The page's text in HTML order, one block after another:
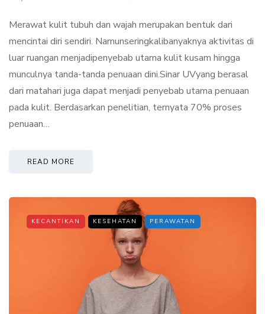
Merawat kulit tubuh dan wajah merupakan bentuk dari
mencintai diri sendiri. Namunseringkalibanyaknya aktivitas di
luar ruangan menjadipenyebab utama kulit kusam hingga
munculnya tanda-tanda penuaan dini.Sinar UVyang berasal
dari matahari juga dapat menjadi penyebab utama penuaan
pada kulit. Berdasarkan penelitian, ternyata 70% proses
penuaan…
READ MORE
KECANTIKAN KESEHATAN PERAWATAN